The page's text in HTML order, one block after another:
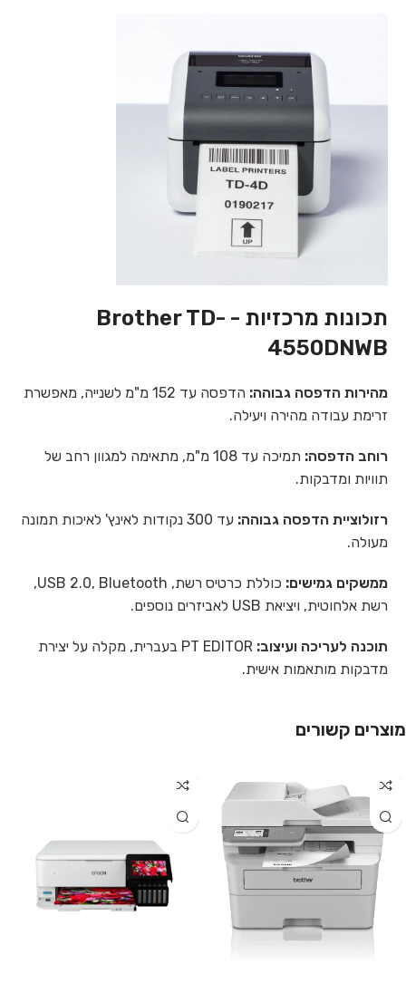
תכונות מרכזיות - Brother TD-
4550DNWB
מהירות הדפסה גבוהה:
הדפסה עד 152 מ"מ לשנייה, מאפשרת
זרימת עבודה מהירה ויעילה.
רוחב הדפסה:
תמיכה עד 108 מ"מ, מתאימה למגוון רחב של
תוויות ומדבקות.
רזולוציית הדפסה גבוהה:
עד 300 נקודות לאינץ' לאיכות תמונה
מעולה.
ממשקים גמישים:
כוללת כרטיס רשת, USB 2.0, Bluetooth,
רשת אלחוטית, ויציאת USB לאביזרים נוספים.
תוכנה לעריכה ועיצוב:
PT EDITOR בעברית, מקלה על יצירת
מדבקות מותאמות אישית.
מוצרים קשורים